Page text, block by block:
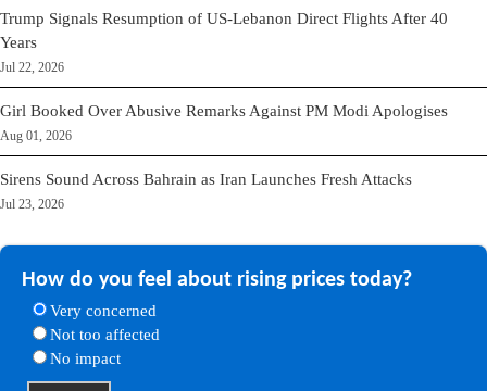
Trump Signals Resumption of US-Lebanon Direct Flights After 40
Years
Jul 22, 2026
Girl Booked Over Abusive Remarks Against PM Modi Apologises
Aug 01, 2026
Sirens Sound Across Bahrain as Iran Launches Fresh Attacks
Jul 23, 2026
How do you feel about rising prices today?
Very concerned
Not too affected
No impact